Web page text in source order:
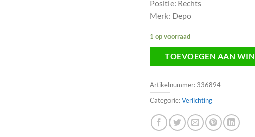
Positie: Rechts
Merk: Depo
1 op voorraad
TOEVOEGEN AAN
Artikelnummer: 336894
Categorie:Verlichting